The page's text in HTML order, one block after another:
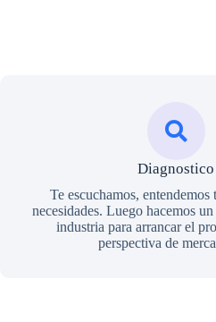
Diagnostico
Te escuchamos,
necesidades. Luego hacemos un
industria para arrancar el
perspectiva de